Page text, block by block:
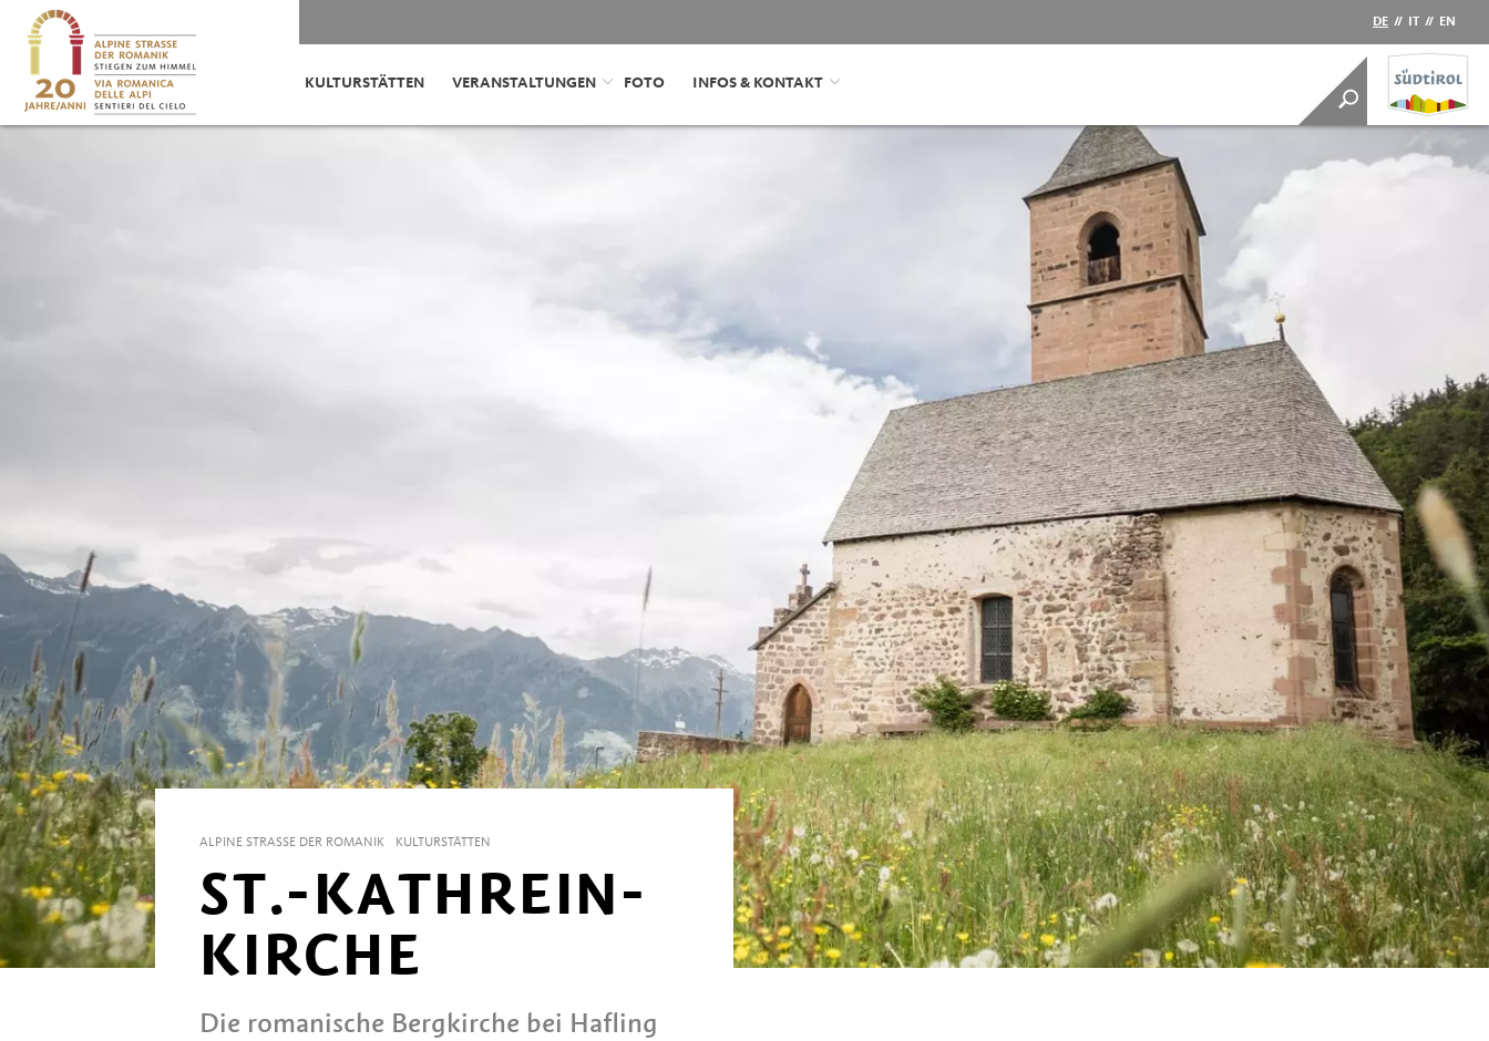
DE // IT // EN
KULTURSTÄTTEN VERANSTALTUNGEN FOTO INFOS & KONTAKT
ALPINE STRASSE DER ROMANIK KULTURSTÄTTEN
ST.-KATHREIN-
KIRCHE
Die romanische Bergkirche bei Hafling